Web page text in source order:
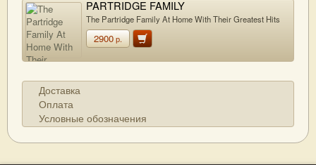
PARTRIDGE FAMILY
The Partridge Family At Home With Their Greatest Hits
2900р.
Доставка
Оплата
Условные обозначения